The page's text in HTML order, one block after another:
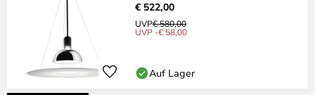
€ 522,00
UVP€ 580,00
UVP -€ 58,00
Auf Lager